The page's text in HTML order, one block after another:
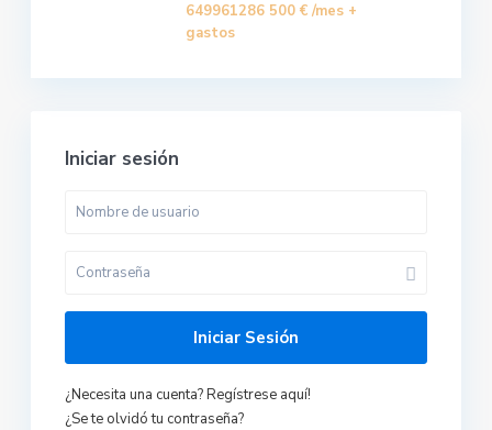
649961286 500 € /mes +
gastos
Iniciar sesión
Iniciar Sesión
¿Necesita una cuenta? Regístrese aquí!
¿Se te olvidó tu contraseña?